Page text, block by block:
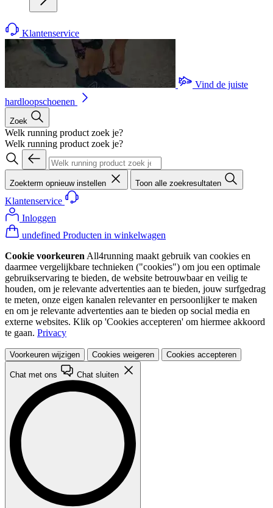
Klantenservice
Vind de juiste
hardloopschoenen
Zoek
Welk running product zoek je?
Welk running product zoek je?
Zoekterm opnieuw instellen Toon alle zoekresultaten
Klantenservice
Inloggen
undefined Producten in winkelwagen
Cookie voorkeuren All4running maakt gebruik van cookies en
daarmee vergelijkbare technieken ("cookies") om jou een optimale
gebruikservaring te bieden, de website betrouwbaar en veilig te
houden, om je relevante advertenties aan te bieden, jouw surfgedrag
te meten, onze eigen kanalen relevanter en persoonlijker te maken
en om je relevante advertenties aan te bieden op social media en
externe websites. Klik op 'Cookies accepteren' om hiermee akkoord
te gaan. Privacy
Voorkeuren wijzigen Cookies weigeren Cookies accepteren
Chat met ons Chat sluiten